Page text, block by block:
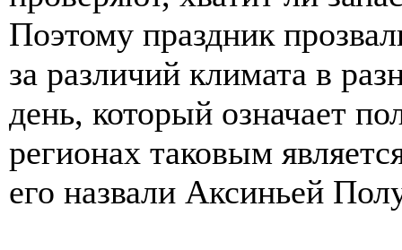
Поэтому праздник
за различий климата в
день, который означает
регионах таковым
его назвали Аксиньей